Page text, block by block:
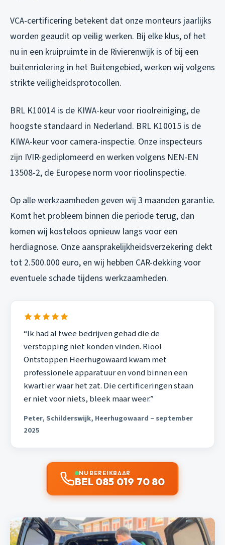
VCA-certificering betekent dat onze monteurs jaarlijks
worden geaudit op veilig werken. Bij elke klus, of het
nu in een kruipruimte in de Rivierenwijk is of bij een
buitenriolering in het Buitengebied, werken wij volgens
strikte veiligheidsprotocollen.
BRL K10014 is de KIWA-keur voor rioolreiniging, de
hoogste standaard in Nederland. BRL K10015 is de
KIWA-keur voor camera-inspectie. Onze inspecteurs
zijn IVIR-gediplomeerd en werken volgens NEN-EN
13508-2, de Europese norm voor rioolinspectie.
Op alle werkzaamheden geven wij 3 maanden garantie.
Komt het probleem binnen die periode terug, dan
komen wij kosteloos opnieuw langs voor een
herdiagnose. Onze aansprakelijkheidsverzekering dekt
tot 2.500.000 euro, en wij hebben CAR-dekking voor
eventuele schade tijdens werkzaamheden.
“Ik had al twee bedrijven gehad die de
verstopping niet konden vinden. Riool
Ontstoppen Heerhugowaard kwam met
professionele apparatuur en vond binnen een
kwartier waar het zat. Die certificeringen staan
er niet voor niets, bleek maar weer.”
Peter, Schilderswijk, Heerhugowaard – september
2025
NU BEREIKBAAR
BEL 085 019 70 80